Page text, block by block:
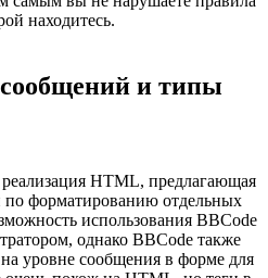
находитесь.
и типы
HTML, предлагающая
форматированию отдельных
использования BBCode
однако BBCode также
уровне сообщения в форме для